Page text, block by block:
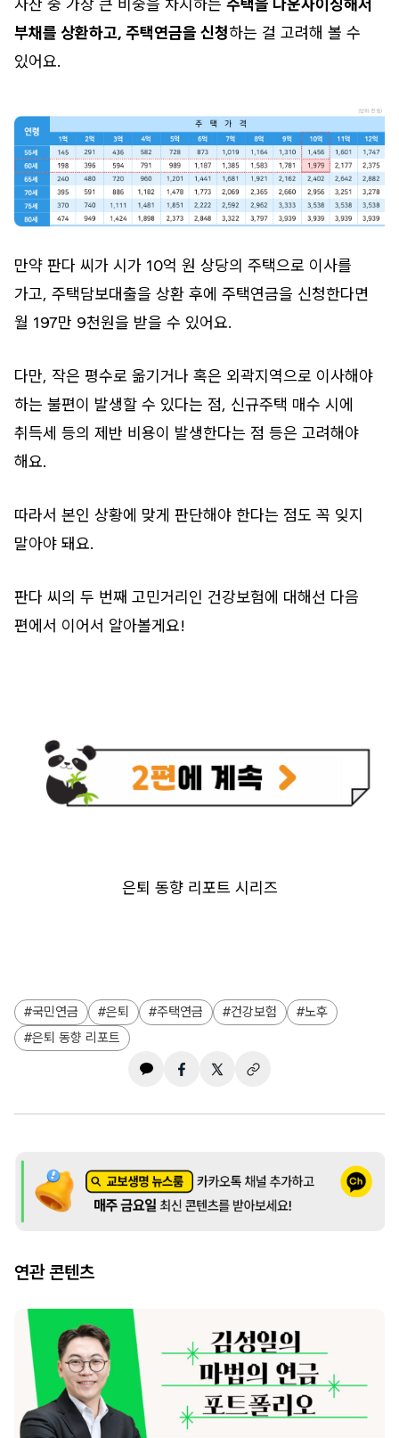
자산 중 가장 큰 비중을 차지하는 주택을 다운사이징해서
부채를 상환하고, 주택연금을 신청하는 걸 고려해 볼 수
있어요.
만약 판다 씨가 시가 10억 원 상당의 주택으로 이사를
가고, 주택담보대출을 상환 후에 주택연금을 신청한다면
월 197만 9천원을 받을 수 있어요.
다만, 작은 평수로 옮기거나 혹은 외곽지역으로 이사해야
하는 불편이 발생할 수 있다는 점, 신규주택 매수 시에
취득세 등의 제반 비용이 발생한다는 점 등은 고려해야
해요.
따라서 본인 상황에 맞게 판단해야 한다는 점도 꼭 잊지
말아야 돼요.
판다 씨의 두 번째 고민거리인 건강보험에 대해선 다음
편에서 이어서 알아볼게요!
은퇴 동향 리포트 시리즈
국민연금 은퇴 주택연금 건강보험
노후
은퇴 동향 리포트
연관 콘텐츠